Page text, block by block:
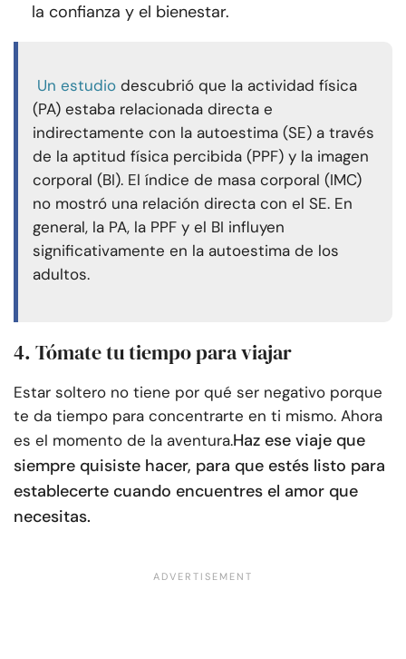
la confianza y el bienestar.
Un estudio descubrió que la actividad física
(PA) estaba relacionada directa e
indirectamente con la autoestima (SE) a través
de la aptitud física percibida (PPF) y la imagen
corporal (BI). El índice de masa corporal (IMC)
no mostró una relación directa con el SE. En
general, la PA, la PPF y el BI influyen
significativamente en la autoestima de los
adultos.
4. Tómate tu tiempo para viajar
Estar soltero no tiene por qué ser negativo porque
te da tiempo para concentrarte en ti mismo. Ahora
es el momento de la aventura.Haz ese viaje que
siempre quisiste hacer, para que estés listo para
establecerte cuando encuentres el amor que
necesitas.